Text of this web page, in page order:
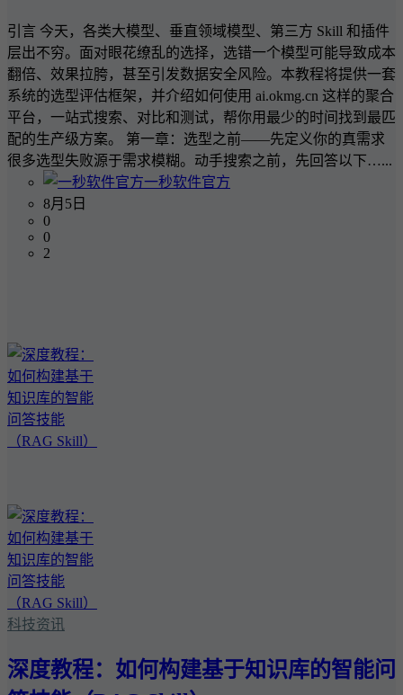
引言 今天，各类大模型、垂直领域模型、第三方 Skill 和插件
层出不穷。面对眼花缭乱的选择，选错一个模型可能导致成本
翻倍、效果拉胯，甚至引发数据安全风险。本教程将提供一套
系统的选型评估框架，并介绍如何使用 ai.okmg.cn 这样的聚合
平台，一站式搜索、对比和测试，帮你用最少的时间找到最匹
配的生产级方案。 第一章：选型之前——先定义你的真需求
很多选型失败源于需求模糊。动手搜索之前，先回答以下…...
一秒软件官方
8月5日
0
0
2
科技资讯
深度教程：如何构建基于知识库的智能问